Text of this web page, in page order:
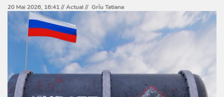
20 Mai 2026, 16:41 //Actual// Grîu Tatiana